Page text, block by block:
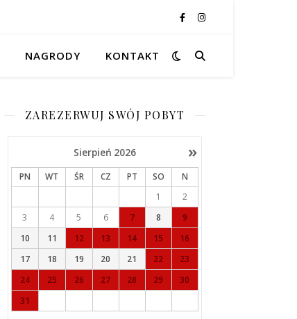
NAGRODY KONTAKT
ZAREZERWUJ SWÓJ POBYT
»
Sierpień 2026
PN WT ŚR CZ PT SO
N
1
2
3
4 5 6 7 8
9
10
11 12 13 14 15
16
17
18 19 20 21 22
23
24
25 26 27 28 29
30
31